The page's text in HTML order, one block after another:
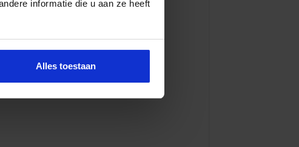
informatie die u aan ze heeft
Alles toestaan